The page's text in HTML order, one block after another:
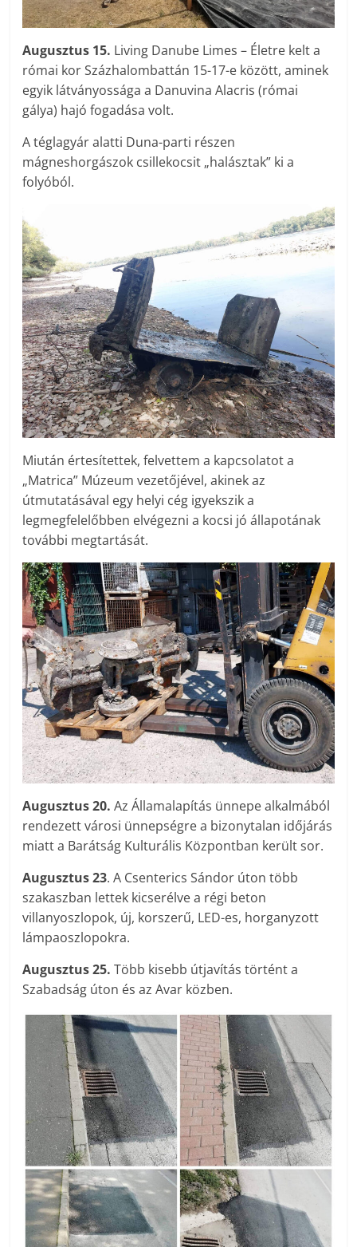
Augusztus 15. Living Danube Limes – Életre kelt a
római kor Százhalombattán 15-17-e között, aminek
egyik látványossága a Danuvina Alacris (római
gálya) hajó fogadása volt.
A téglagyár alatti Duna-parti részen
mágneshorgászok csillekocsit „halásztak” ki a
folyóból.
Miután értesítettek, felvettem a kapcsolatot a
„Matrica” Múzeum vezetőjével, akinek az
útmutatásával egy helyi cég igyekszik a
legmegfelelőbben elvégezni a kocsi jó állapotának
további megtartását.
Augusztus 20.Az Államalapítás ünnepe alkalmából
rendezett városi ünnepségre a bizonytalan időjárás
miatt a Barátság Kulturális Központban került sor.
Augusztus 23. A Csenterics Sándor úton több
szakaszban lettek kicserélve a régi beton
villanyoszlopok, új, korszerű, LED-es, horganyzott
lámpaoszlopokra.
Augusztus 25. Több kisebb útjavítás történt a
Szabadság úton és az Avar közben.